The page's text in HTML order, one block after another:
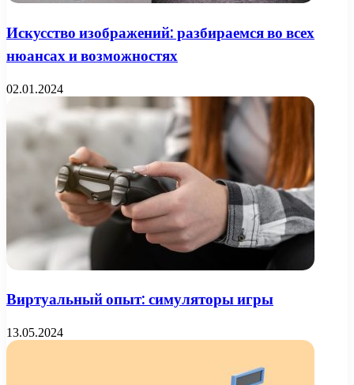
Искусство изображений: разбираемся во всех
нюансах и возможностях
02.01.2024
Виртуальный опыт: симуляторы игры
13.05.2024